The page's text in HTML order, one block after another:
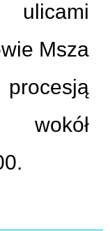
ulicami
Msza
wokół